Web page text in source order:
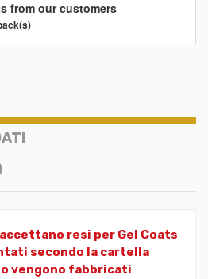
from our customers
resi per Gel Coats
secondo la cartella
vengono fabbricati